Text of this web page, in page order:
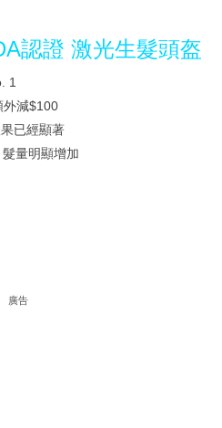
認證 激光生髮頭盔
1
外減$100
已經顯著
量明顯增加
廣告